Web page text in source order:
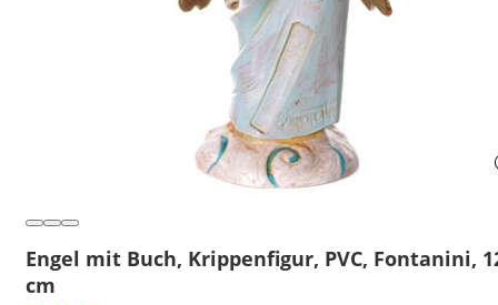
Engel mit Buch, Krippenfigur, PVC, Fontanini,
cm